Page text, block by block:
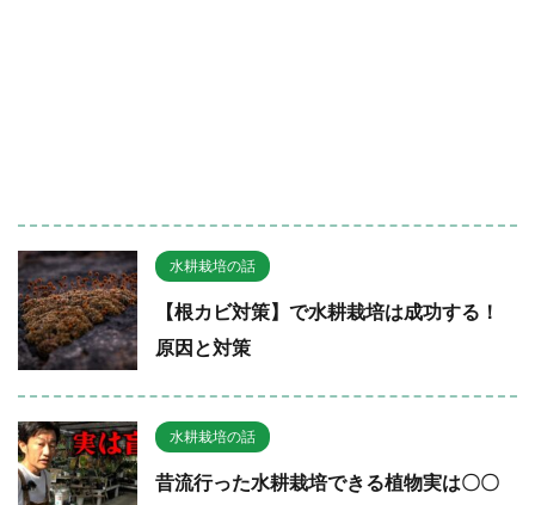
水耕栽培の話
【根カビ対策】で水耕栽培は成功する！
原因と対策
水耕栽培の話
昔流行った水耕栽培できる植物実は〇〇